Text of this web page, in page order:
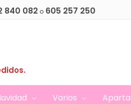
840 082 o 605 257 250
Varios